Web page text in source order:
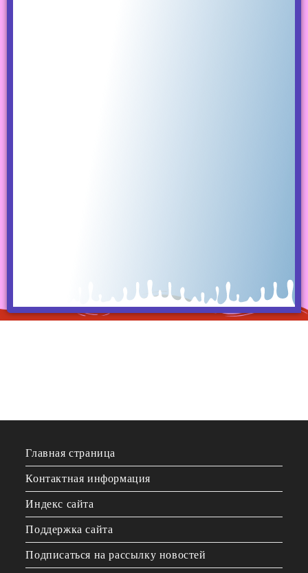
Главная страница
Контактная информация
Индекс сайта
Поддержка сайта
Подписаться на рассылку новостей